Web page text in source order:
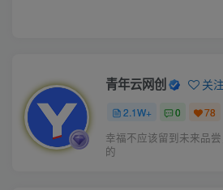
青年云网创 关注
2.1W+ 0 78
幸福不应该留到未来品
的